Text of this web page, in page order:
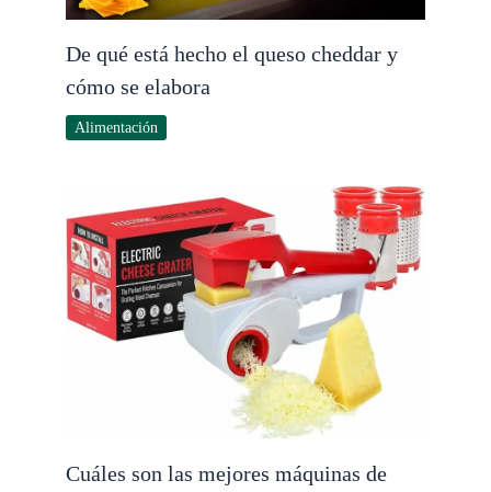
De qué está hecho el queso cheddar y
cómo se elabora
Alimentación
Cuáles son las mejores máquinas de